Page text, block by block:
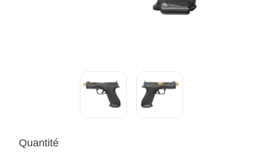
Quantité